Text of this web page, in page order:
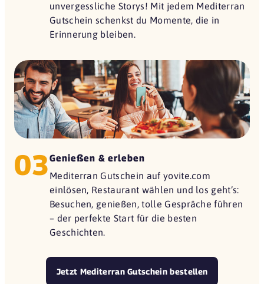
unvergessliche Storys! Mit jedem Mediterran
Gutschein schenkst du Momente, die in
Erinnerung bleiben.
03Genießen & erleben
Mediterran Gutschein auf yovite.com
einlösen, Restaurant wählen und los geht’s:
Besuchen, genießen, tolle Gespräche führen
– der perfekte Start für die besten
Geschichten.
Jetzt Mediterran Gutschein bestellen